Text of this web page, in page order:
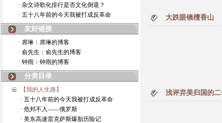
· 杂文诗歌化排行是否文化倒退？
· 五十八年前的今天我被打成反革命
友好链接
· 席琳：席琳的博客
· 俞先生：俞先生的博客
· 钟雨：钟雨的博客
分类目录
【我的人生路】
· 五十八年前的今天我被打成反革命
· 危邦不入——俄罗斯
· 美东高速雷克萨斯爆胎历险记
大跌眼镜檀香山
浅评弃美归国的